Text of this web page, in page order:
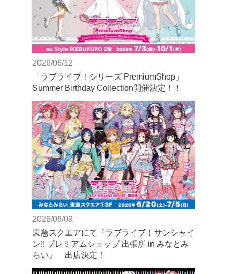
2026/06/12
「ラブライブ！シリーズ PremiumShop」
Summer Birthday Collection開催決定！！
2026/06/09
東急スクエアにて『ラブライブ！サンシャイ
ン!! プレミアムショップ 出張所 in みなとみ
らい』 出店決定！